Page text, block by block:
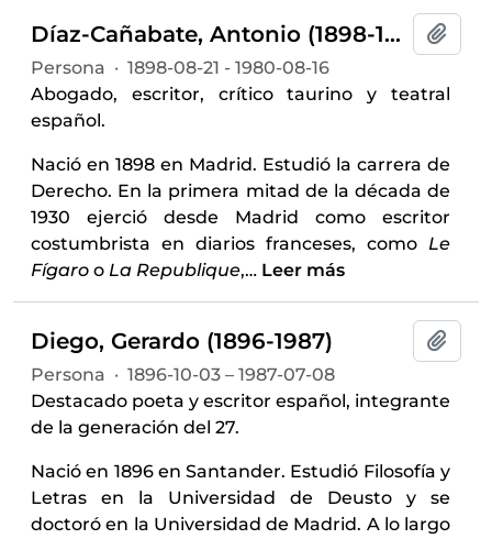
Díaz-Cañabate, Antonio (1898-1980)
Persona · 1898-08-21 - 1980-08-16
Abogado, escritor, crítico taurino y teatral
español.
Nació en 1898 en Madrid. Estudió la carrera de
Derecho. En la primera mitad de la década de
1930 ejerció desde Madrid como escritor
costumbrista en diarios franceses, como Le
Fígaro o La Republique,… Leer más
Diego, Gerardo (1896-1987)
Persona · 1896-10-03 – 1987-07-08
Destacado poeta y escritor español, integrante
de la generación del 27.
Nació en 1896 en Santander. Estudió Filosofía y
Letras en la Universidad de Deusto y se
doctoró en la Universidad de Madrid. A lo largo